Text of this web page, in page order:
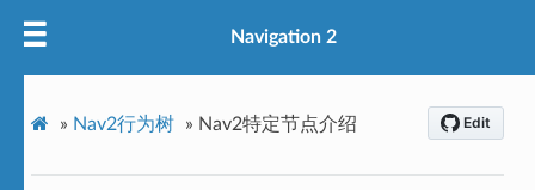
Navigation 2
» Nav2行为树 » Nav2特定节点介绍